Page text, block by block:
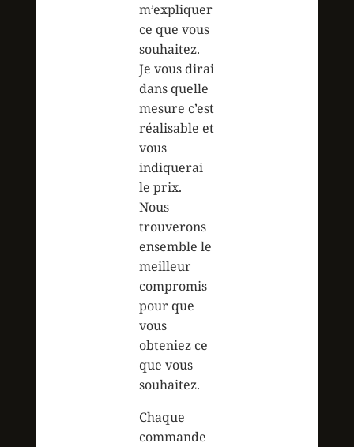
m’expliquer
ce que vous
souhaitez.
Je vous dirai
dans quelle
mesure c’est
réalisable et
vous
indiquerai
le prix.
Nous
trouverons
ensemble le
meilleur
compromis
pour que
vous
obteniez ce
que vous
souhaitez.
Chaque
commande